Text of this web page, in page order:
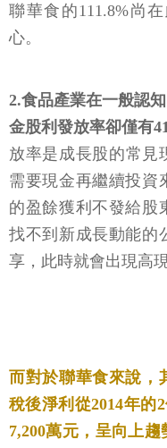
聯華食的111.8%尚
心。
2.食品產業在一般認
金股利發放率卻僅有
放率是成長股的常
需要現金再繼續投資
的盈餘獲利不發給股
找不到新成長動能的
享，此時就會出現高
而對於聯華食來說，
稅後淨利從2014年的
7,200萬元，呈向上趨